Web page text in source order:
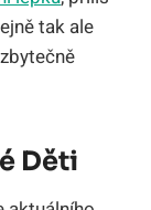
tak ale
Děti